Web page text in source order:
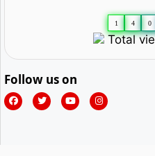
1 4 0
Total
Follow us on